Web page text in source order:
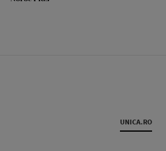
UNICA.RO